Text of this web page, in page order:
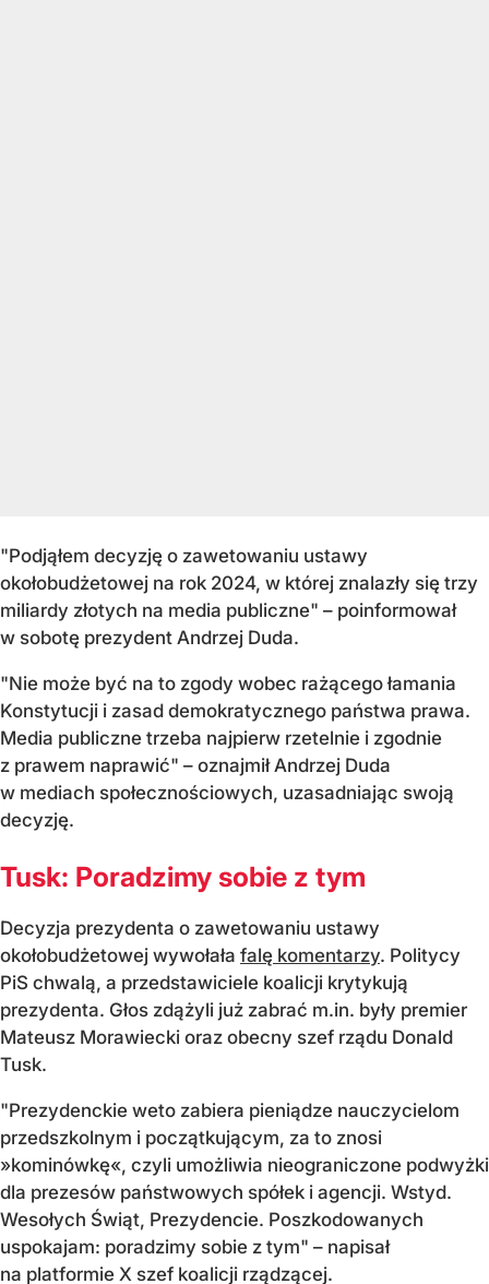
"Podjąłem decyzję o zawetowaniu ustawy
okołobudżetowej na rok 2024, w której znalazły się trzy
miliardy złotych na media publiczne" – poinformował
w sobotę prezydent Andrzej Duda.
"Nie może być na to zgody wobec rażącego łamania
Konstytucji i zasad demokratycznego państwa prawa.
Media publiczne trzeba najpierw rzetelnie i zgodnie
z prawem naprawić" – oznajmił Andrzej Duda
w mediach społecznościowych, uzasadniając swoją
decyzję.
Tusk: Poradzimy sobie z tym
Decyzja prezydenta o zawetowaniu ustawy
okołobudżetowej wywołała falę komentarzy. Politycy
PiS chwalą, a przedstawiciele koalicji krytykują
prezydenta. Głos zdążyli już zabrać m.in. były premier
Mateusz Morawiecki oraz obecny szef rządu Donald
Tusk.
"Prezydenckie weto zabiera pieniądze nauczycielom
przedszkolnym i początkującym, za to znosi
»kominówkę«, czyli umożliwia nieograniczone podwyżki
dla prezesów państwowych spółek i agencji. Wstyd.
Wesołych Świąt, Prezydencie. Poszkodowanych
uspokajam: poradzimy sobie z tym" – napisał
na platformie X szef koalicji rządzącej.